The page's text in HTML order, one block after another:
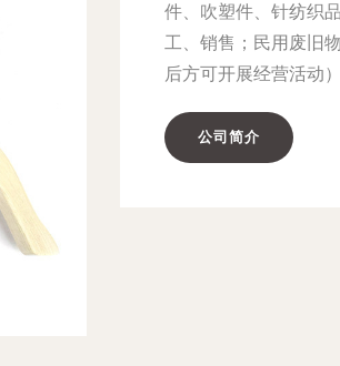
件、吹塑件、针纺织
工、销售；民用废旧
后方可开展经营活动）
公司简介